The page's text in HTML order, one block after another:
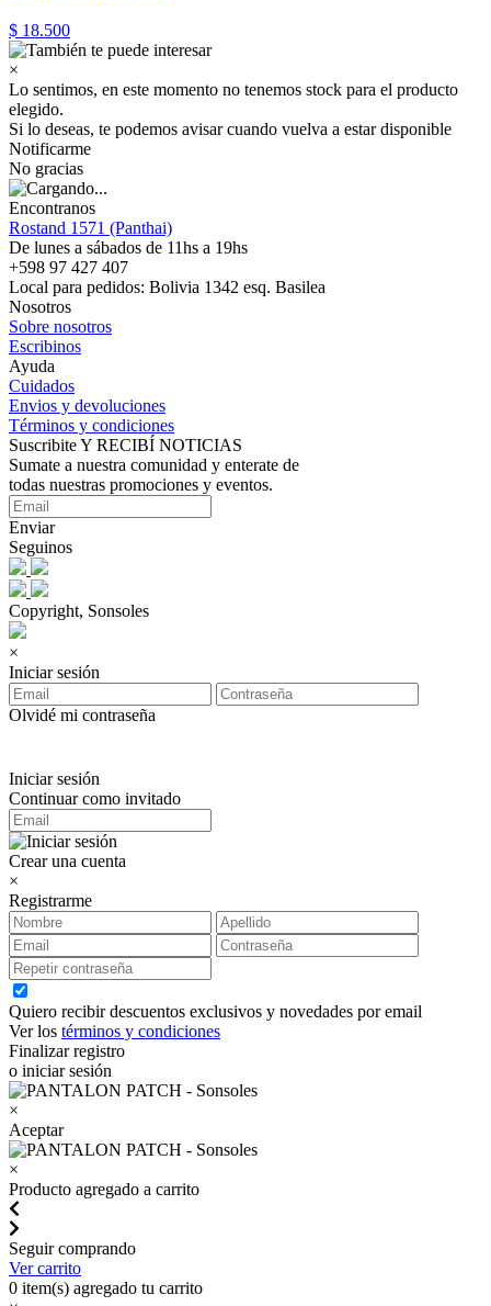
$ 18.500
×
Lo sentimos, en este momento no tenemos stock para el producto
elegido.
Si lo deseas, te podemos avisar cuando vuelva a estar disponible
Notificarme
No gracias
Encontranos
Rostand 1571 (Panthai)
De lunes a sábados de 11hs a 19hs
+598 97 427 407
Local para pedidos: Bolivia 1342 esq. Basilea
Nosotros
Sobre nosotros
Escribinos
Ayuda
Cuidados
Envios y devoluciones
Términos y condiciones
Suscribite Y RECIBÍ NOTICIAS
Sumate a nuestra comunidad y enterate de
todas nuestras promociones y eventos.
Enviar
Seguinos
Copyright, Sonsoles
×
Iniciar sesión
Olvidé mi contraseña
Iniciar sesión
Continuar como invitado
Crear una cuenta
×
Registrarme
Quiero recibir descuentos exclusivos y novedades por email
Ver los términos y condiciones
Finalizar registro
o iniciar sesión
×
Aceptar
×
Producto agregado a carrito
Seguir comprando
Ver carrito
0 item(s) agregado tu carrito